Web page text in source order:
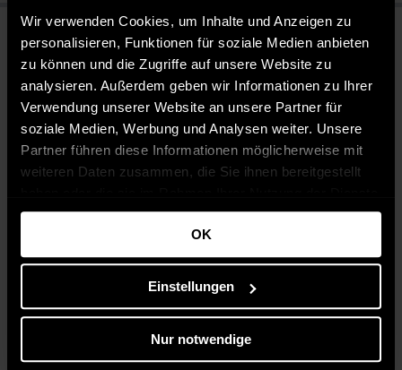
Wir verwenden Cookies, um Inhalte und Anzeigen zu
personalisieren, Funktionen für soziale Medien anbieten
zu können und die Zugriffe auf unsere Website zu
analysieren. Außerdem geben wir Informationen zu Ihrer
Verwendung unserer Website an unsere Partner für
soziale Medien, Werbung und Analysen weiter. Unsere
Partner führen diese Informationen möglicherweise mit
weiteren Daten zusammen, die Sie ihnen bereitgestellt
gesammelt haben.
OK
Einstellungen
Nur notwendige